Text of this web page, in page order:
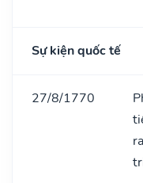
Sự kiện quốc tế
27/8/1770